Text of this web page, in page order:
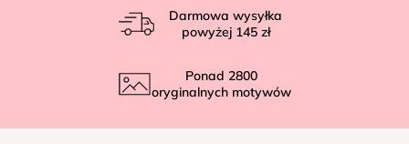
Darmowa wysyłka
powyżej 145 zł
Ponad 2800
oryginalnych motywów